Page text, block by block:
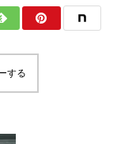
する